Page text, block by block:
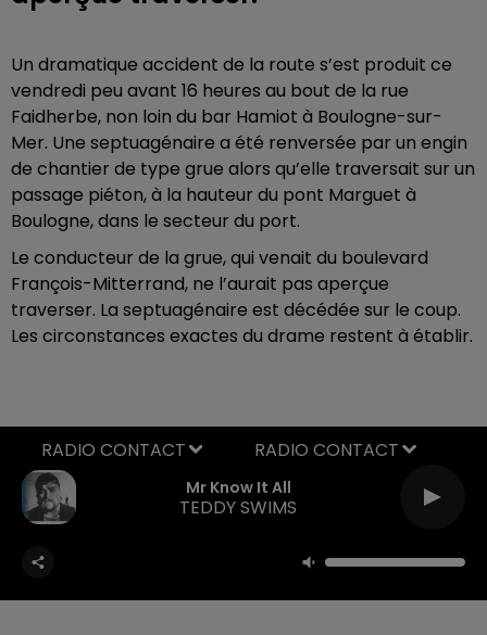
Un dramatique accident de la route s’est produit ce
vendredi peu avant 16 heures au bout de la rue
Faidherbe, non loin du bar Hamiot à Boulogne-sur-
Mer. Une septuagénaire a été renversée par un engin
de chantier de type grue alors qu’elle traversait sur un
passage piéton, à la hauteur du pont Marguet à
Boulogne, dans le secteur du port.
Le conducteur de la grue, qui venait du boulevard
François-Mitterrand, ne l’aurait pas aperçue
traverser. La septuagénaire est décédée sur le coup.
Les circonstances exactes du drame restent à établir.
Mr Know It All
TEDDY SWIMS
RADIO CONTACT